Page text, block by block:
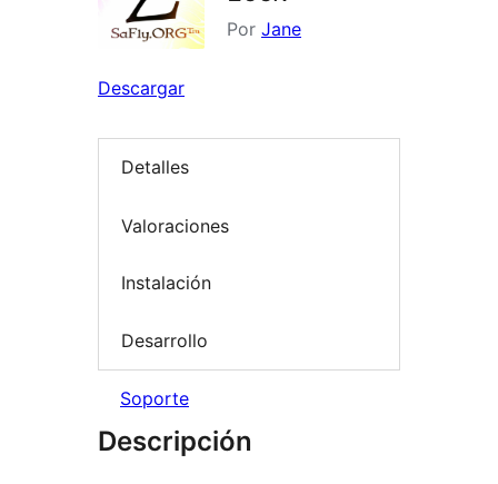
Por Jane
Descargar
Detalles
Valoraciones
Instalación
Desarrollo
Soporte
Descripción